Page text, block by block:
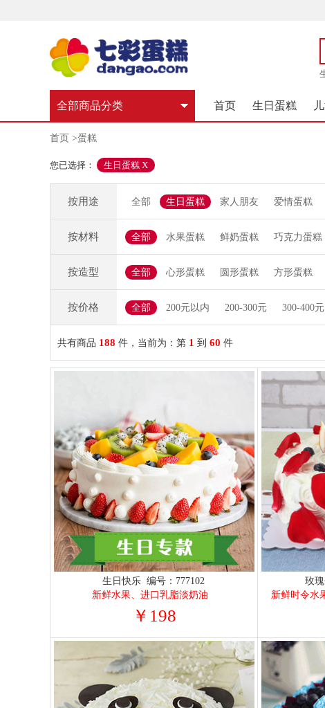
全部商品分类 首页 生日蛋糕
首页 >蛋糕
您已选择： 生日蛋糕 X
按用途 全部 生日蛋糕 家人朋友 爱情蛋糕
按材料 全部 水果蛋糕 鲜奶蛋糕 巧克力蛋糕
按造型 全部 心形蛋糕 圆形蛋糕 方形蛋糕
按价格 全部 200元以内 200-300元 300-400元
共有商品 188 件，当前为：第 1 到 60 件
生日快乐 编号：777102
新鲜水果、进口乳脂淡奶油
￥198
玫